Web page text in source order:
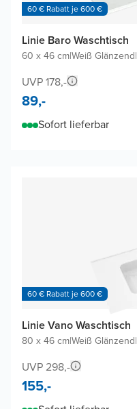
60 € Rabatt je 600 €
Linie Baro Waschtisch
60 x 46 cm|Weiß Glänzend|
UVP 178,-
89,-
Sofort lieferbar
60 € Rabatt je 600 €
Linie Vano Waschtisch
80 x 46 cm|Weiß Glänzend|
UVP 298,-
155,-